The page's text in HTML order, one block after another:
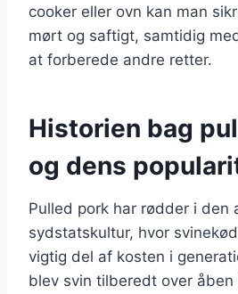
cooker eller ovn kan man
mørt og saftigt, samtidig
at forberede andre retter.
Historien bag
og dens
Pulled pork har rødder i den
sydstatskultur, hvor
vigtig del af kosten i
blev svin tilberedt over åben